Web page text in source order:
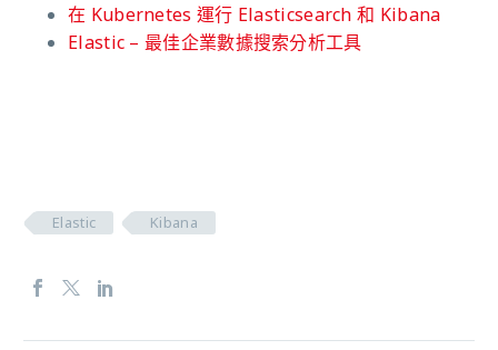
在 Kubernetes 運行 Elasticsearch 和 Kibana
Elastic – 最佳企業數據搜索分析工具
Elastic Kibana